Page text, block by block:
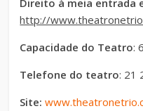
http://
Capacidade do Teatro:
Telefone do teatro: 21
Site: